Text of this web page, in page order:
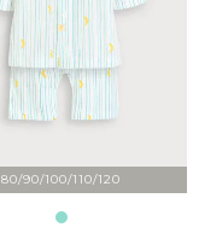
80/90/100/110/120